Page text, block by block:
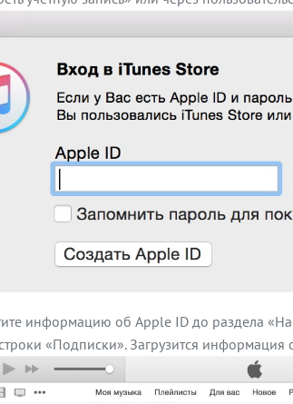
информацию об Apple ID до раздела
«Подписки». Загрузится